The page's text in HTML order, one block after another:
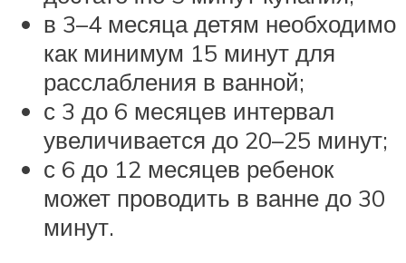
в 3–4 месяца детям необходимо
как минимум 15 минут для
расслабления в ванной;
с 3 до 6 месяцев интервал
увеличивается до 20–25 минут;
с 6 до 12 месяцев ребенок
может проводить в ванне до 30
минут.